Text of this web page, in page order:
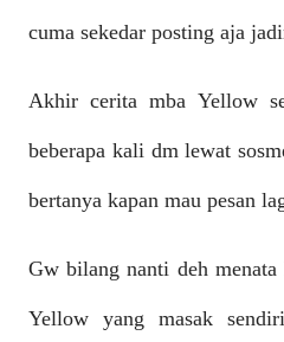
cuma sekedar posting aja
Akhir cerita mba Yellow
beberapa kali dm lewat
bertanya kapan mau pesan
Gw bilang nanti deh
Yellow yang masak